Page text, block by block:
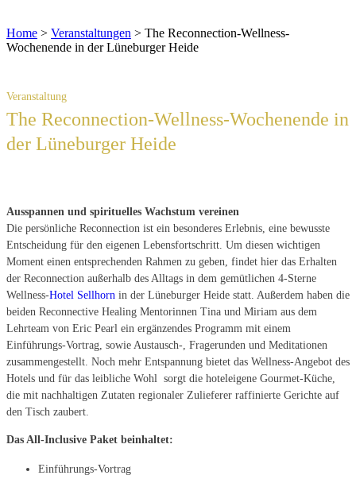
Home > Veranstaltungen > The Reconnection-Wellness-
Wochenende in der Lüneburger Heide
The Reconnection-Wellness-Wochenende in
der Lüneburger Heide
Ausspannen und spirituelles Wachstum vereinen
Die persönliche Reconnection ist ein besonderes Erlebnis, eine bewusste
Entscheidung für den eigenen Lebensfortschritt. Um diesen wichtigen
Moment einen entsprechenden Rahmen zu geben, findet hier das Erhalten
der Reconnection außerhalb des Alltags in dem gemütlichen 4-Sterne
Wellness-Hotel Sellhorn in der Lüneburger Heide statt. Außerdem haben die
beiden Reconnective Healing Mentorinnen Tina und Miriam aus dem
Lehrteam von Eric Pearl ein ergänzendes Programm mit einem
Einführungs-Vortrag, sowie Austausch-, Fragerunden und Meditationen
zusammengestellt. Noch mehr Entspannung bietet das Wellness-Angebot des
Hotels und für das leibliche Wohl sorgt die hoteleigene Gourmet-Küche,
die mit nachhaltigen Zutaten regionaler Zulieferer raffinierte Gerichte auf
den Tisch zaubert.
Das All-Inclusive Paket beinhaltet:
Einführungs-Vortrag